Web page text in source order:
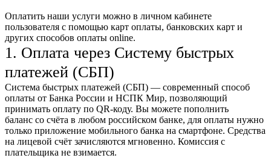
Оплатить наши услуги можно в личном кабинете
пользователя с помощью карт оплаты, банковских карт и
других способов оплаты online.
1. Оплата через Систему быстрых
платежей (СБП)
Система быстрых платежей (СБП) — современный способ
оплаты от Банка России и НСПК Мир, позволяющий
принимать оплату по QR-коду. Вы можете пополнить
баланс со счёта в любом российском банке, для оплаты нужно
только приложение мобильного банка на смартфоне. Средства
на лицевой счёт зачисляются мгновенно. Комиссия с
плательщика не взимается.